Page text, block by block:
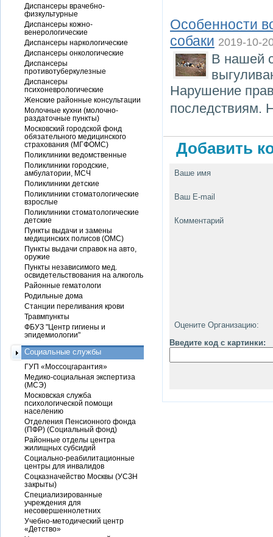
Особенности
собаки 2019-10-
В нашей
Нарушение
последствиям.
Добавить
Ваше имя
Ваш E-mail
Комментарий
Оцените Организацию:
Введите код с картинки:
Диспансеры врачебно-
физкультурные
Диспансеры кожно-
венерологические
Диспансеры наркологические
Диспансеры онкологические
Диспансеры
противотуберкулезные
Диспансеры
психоневрологические
Женские районные консультации
Молочные кухни (молочно-
раздаточные пункты)
Московский городской фонд
обязательного медицинского
страхования (МГФОМС)
Поликлиники ведомственные
Поликлиники городские,
амбулатории, МСЧ
Поликлиники детские
Поликлиники стоматологические
взрослые
Поликлиники стоматологические
детские
Пункты выдачи и замены
медицинских полисов (ОМС)
Пункты выдачи справок на авто,
оружие
Пункты независимого мед.
освидетельствования на алкоголь
Районные гематологи
Родильные дома
Станции переливания крови
Травмпункты
ФБУЗ "Центр гигиены и
эпидемиологии"
Социальные службы
ГУП «Моссоцгарантия»
Медико-социальная экспертиза
(МСЭ)
Московская служба
психологической помощи
населению
Отделения Пенсионного фонда
(ПФР) (Социальный фонд)
Районные отделы центра
жилищных субсидий
Социально-реабилитационные
центры для инвалидов
Соцказначейство Москвы (УСЗН
закрыты)
Специализированные
учреждения для
несовершеннолетних
Учебно-методический центр
«Детство»